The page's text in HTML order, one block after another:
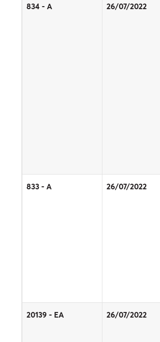
834 - Α 26/07/2022
833 - Α 26/07/2022
20139 - EΑ 26/07/2022